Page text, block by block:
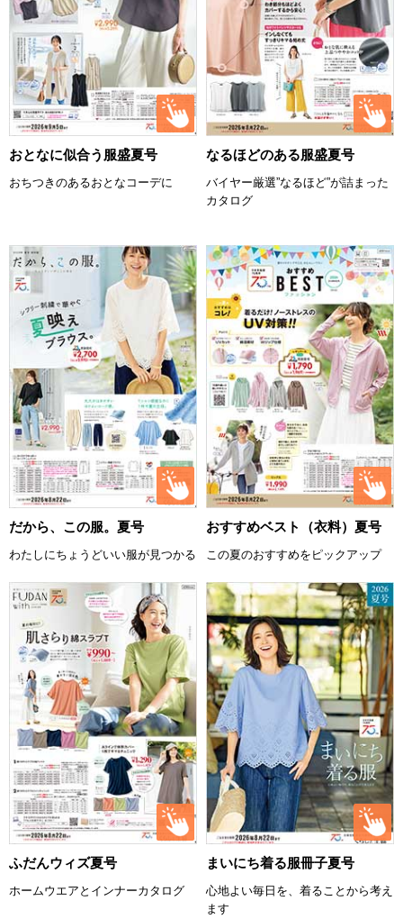
おとなに似合う服盛夏号
おちつきのあるおとなコーデに
なるほどのある服盛夏号
バイヤー厳選”なるほど”が詰まった
カタログ
だから、この服。夏号
わたしにちょうどいい服が見つかる
おすすめベスト（衣料）夏号
この夏のおすすめをピックアップ
ふだんウィズ夏号
ホームウエアとインナーカタログ
まいにち着る服冊子夏号
心地よい毎日を、着ることから考え
ます